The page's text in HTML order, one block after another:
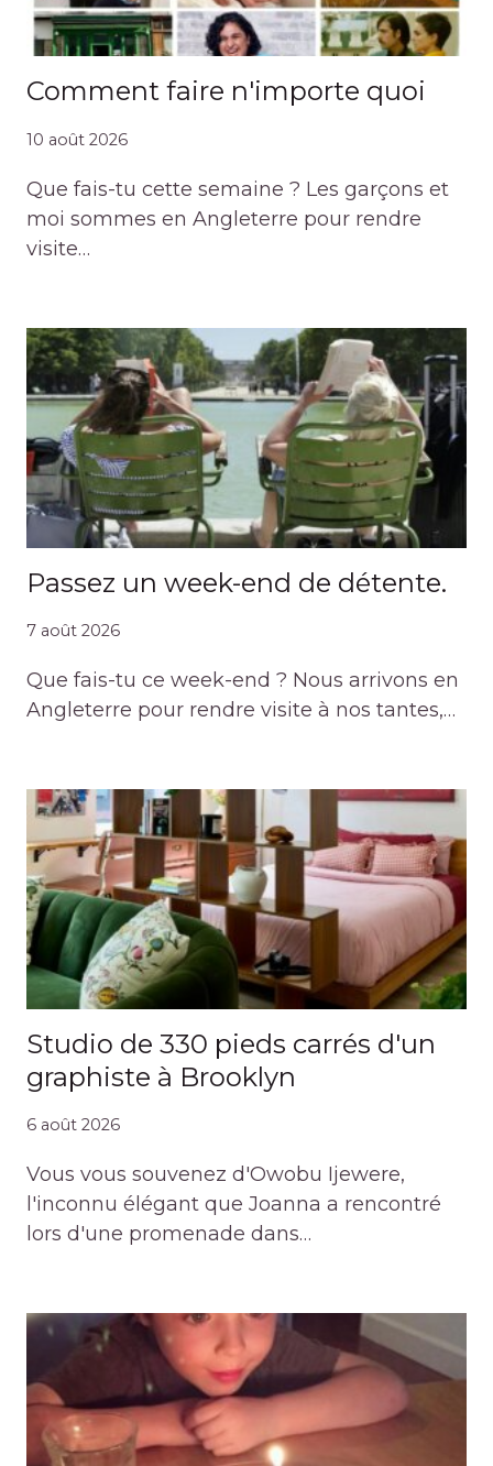
Comment faire n'importe quoi
10 août 2026
Que fais-tu cette semaine ? Les garçons et
moi sommes en Angleterre pour rendre
visite…
Passez un week-end de détente.
7 août 2026
Que fais-tu ce week-end ? Nous arrivons en
Angleterre pour rendre visite à nos tantes,…
Studio de 330 pieds carrés d'un
graphiste à Brooklyn
6 août 2026
Vous vous souvenez d'Owobu Ijewere,
l'inconnu élégant que Joanna a rencontré
lors d'une promenade dans…